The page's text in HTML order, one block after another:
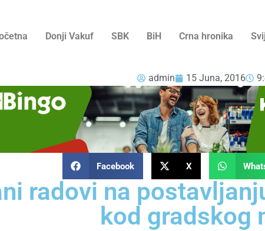
Donji Vakuf SBK BiH Crna hronika
admin 15 Juna, 2016
Facebook X
radovi na
kod gradskog